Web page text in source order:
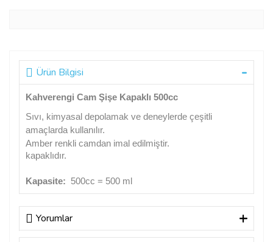
Ürün Bilgisi
Kahverengi Cam Şişe Kapaklı 500cc
Sıvı, kimyasal depolamak ve deneylerde çeşitli
amaçlarda kullanılır.
Amber renkli camdan imal edilmiştir.
kapaklıdır.
Kapasite: 500cc = 500 ml
Yorumlar